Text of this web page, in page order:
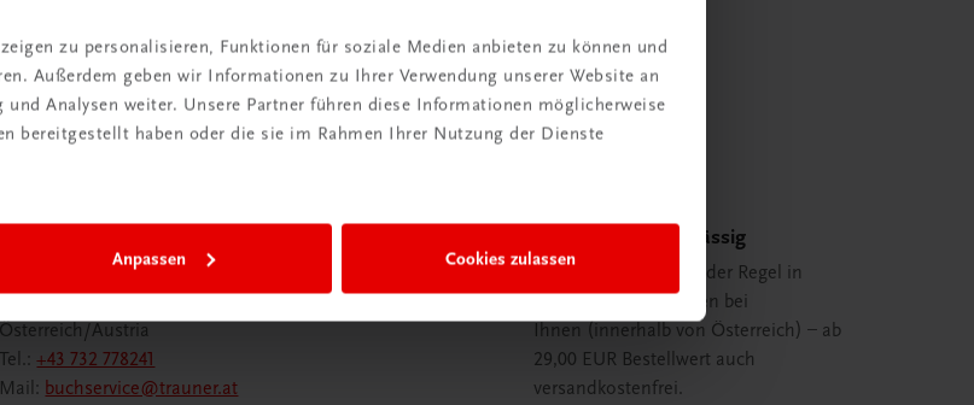
zu personalisieren, Funktionen für soziale Medien anbieten zu können und
Außerdem geben wir Informationen zu Ihrer Verwendung unserer Website an
und Analysen weiter. Unsere Partner führen diese Informationen möglicherweise
bereitgestellt haben oder die sie im Rahmen Ihrer Nutzung der Dienste
Anpassen Cookies zulassen
TRAUNER Verlag + Buchservice GmbH
Köglstraße 14 | 4020 Linz
Österreich/Austria
Tel.:+43 732 778241
Mail: buchservice@trauner.at
Schnell und zuverlässig
Ihre Bestellung ist in der Regel in
spätestens 48 Stunden bei
Ihnen (innerhalb von Österreich) – ab
29,00 EUR Bestellwert auch
versandkostenfrei.